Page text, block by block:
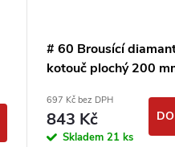
# 60 Brousící
kotouč plochý 200
697 Kč bez DPH
843 Kč
Skladem 21 ks